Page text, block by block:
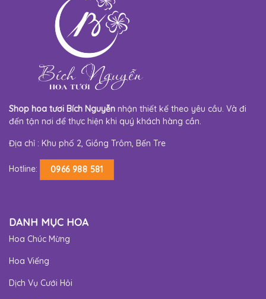
Shop hoa tươi Bích Nguyễn nhận thiết kế theo yêu cầu. Và đi
đến tận nơi để thực hiện khi quý khách hàng cần.
Địa chỉ : Khu phố 2, Giồng Trôm, Bến Tre
Hotline: 0966 988 581
DANH MỤC HOA
Hoa Chúc Mừng
Hoa Viếng
Dịch Vụ Cưới Hỏi